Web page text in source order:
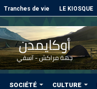
Tranches de vie LE KIOSQUE
SOCIÉTÉ CULTURE